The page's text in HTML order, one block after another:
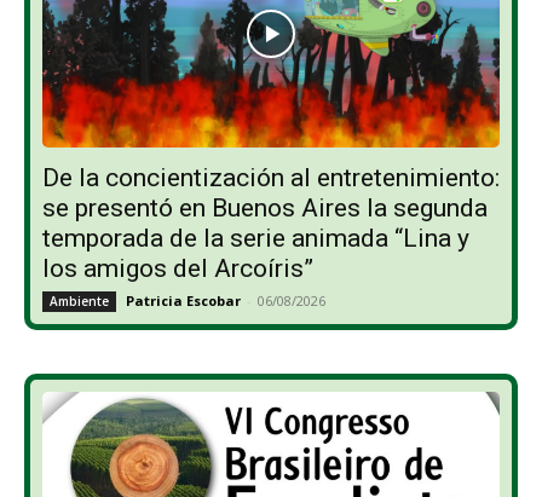
De la concientización al entretenimiento:
se presentó en Buenos Aires la segunda
temporada de la serie animada “Lina y
los amigos del Arcoíris”
Ambiente Patricia Escobar - 06/08/2026